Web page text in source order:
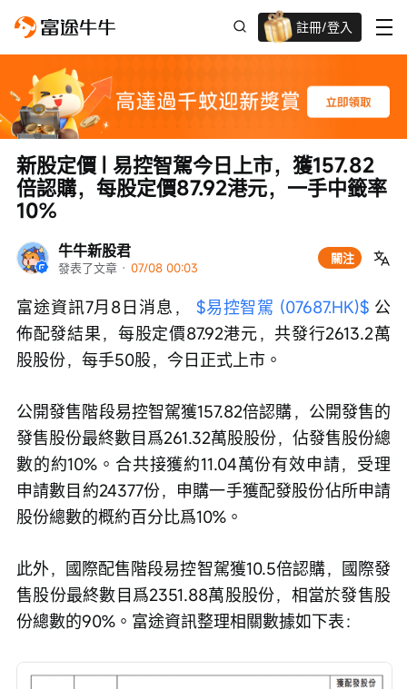
註冊/登入
牛牛新股君
發表了文章 · 07/08 00:03
關注
新股定價 | 易控智駕今日上市，獲157.82
倍認購，每股定價87.92港元，一手中籤率
10%
富途資訊7月8日消息， $易控智駕 (07687.HK)$ 公
佈配發結果，每股定價87.92港元，共發行2613.2萬
股股份，每手50股，今日正式上市。
公開發售階段易控智駕獲157.82倍認購，公開發售的
發售股份最終數目爲261.32萬股股份，佔發售股份總
數的約10%。合共接獲約11.04萬份有效申請，受理
申請數目約24377份，申購一手獲配發股份佔所申請
股份總數的概約百分比爲10%。
此外，國際配售階段易控智駕獲10.5倍認購，國際發
售股份最終數目爲2351.88萬股股份，相當於發售股
份總數的90%。富途資訊整理相關數據如下表：